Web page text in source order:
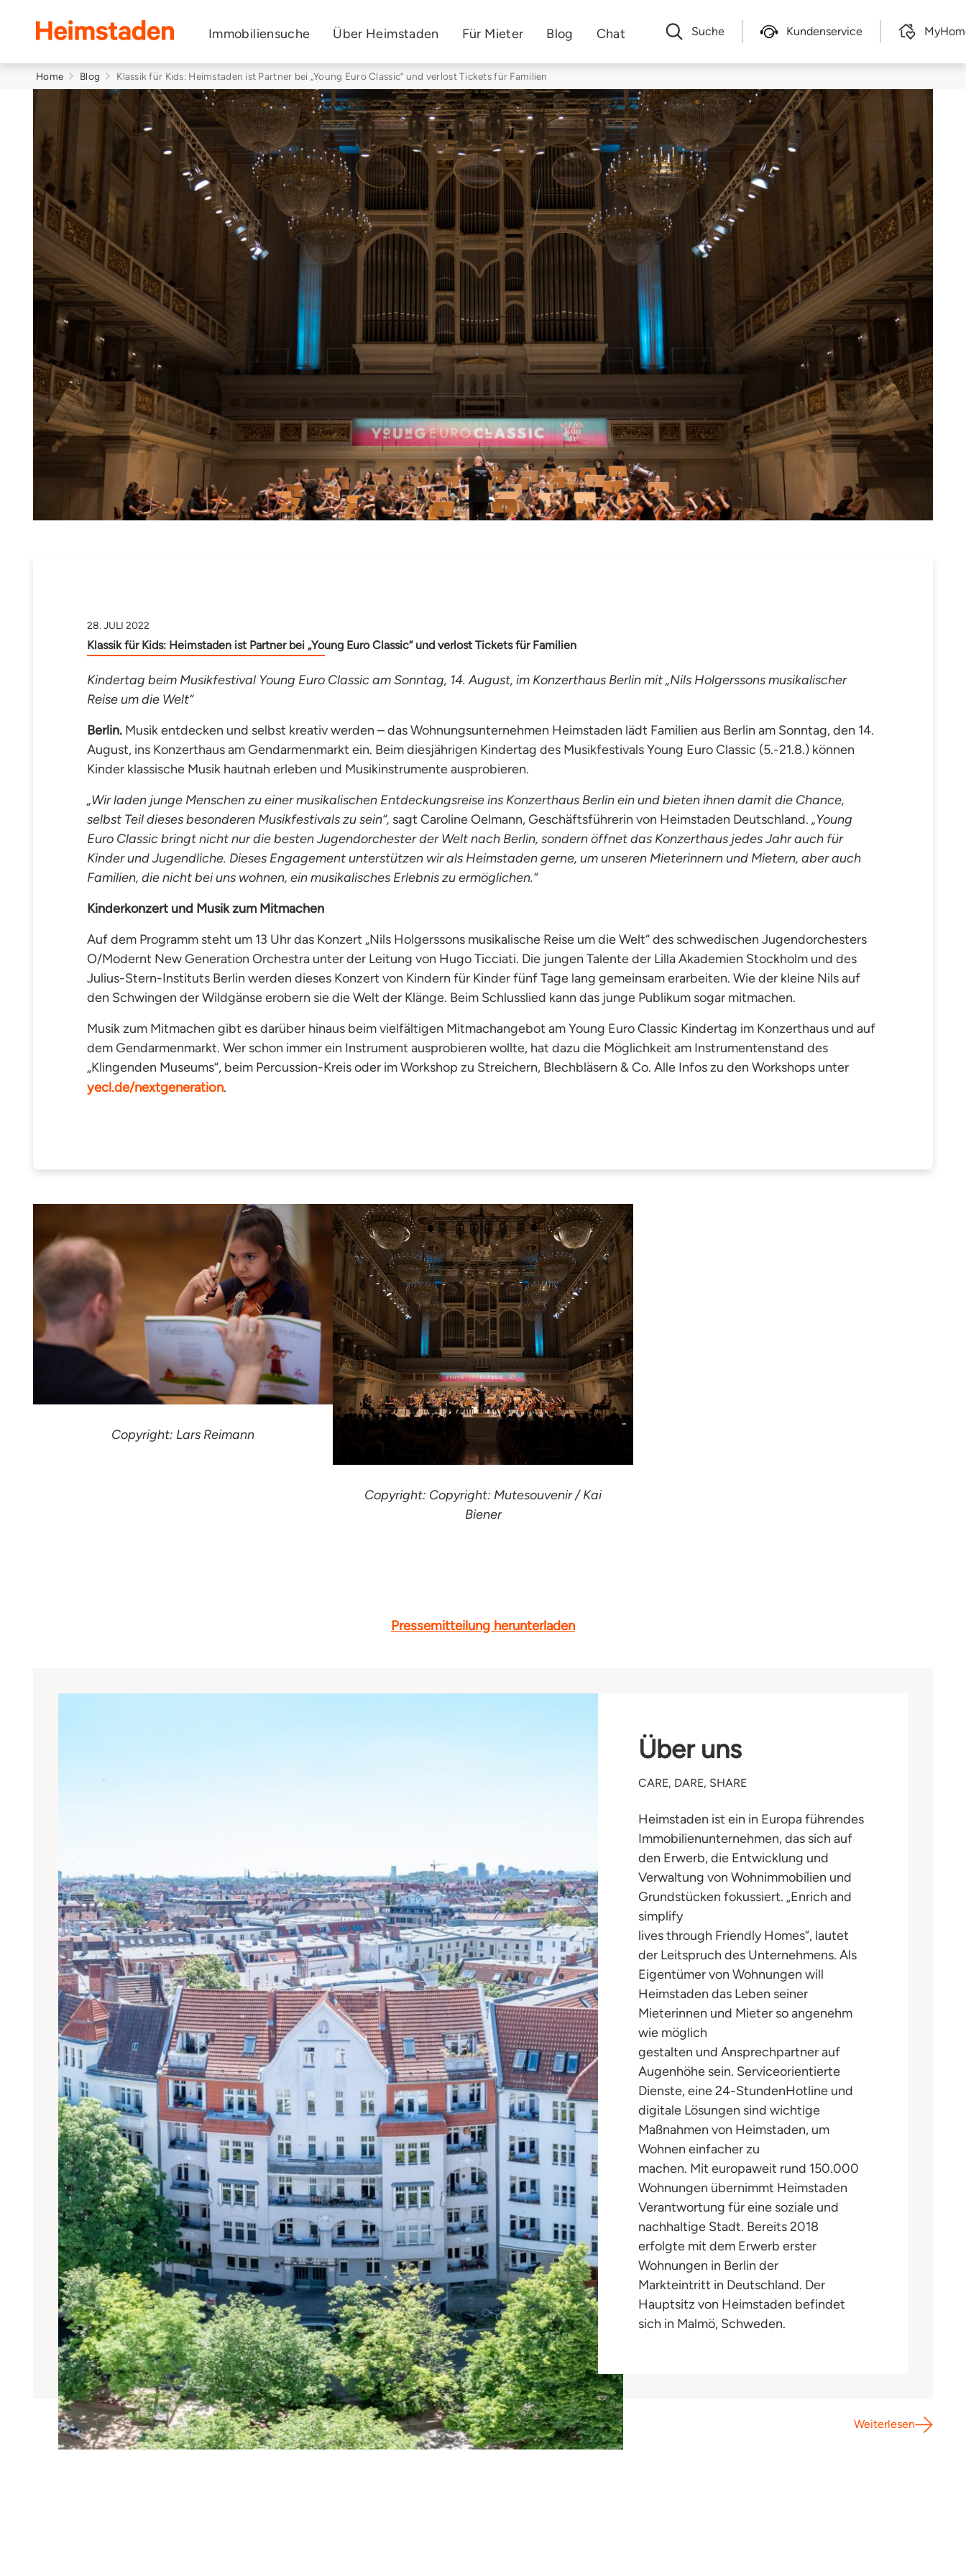
HeimstadenImmobiliensuche Über Heimstaden Für Mieter Blog Chat Suche Kundenservice
Home Blog Klassik für Kids: Heimstaden ist Partner bei „Young Euro Classic“ und verlost Tickets für Familien
28. JULI 2022
Klassik für Kids: Heimstaden ist Partner bei „Young Euro Classic“ und verlost Tickets für Familien
Kindertag beim Musikfestival Young Euro Classic am Sonntag, 14. August, im Konzerthaus Berlin mit „Nils Holgerssons musikalischer
Reise um die Welt“
Berlin.Musik entdecken und selbst kreativ werden – das Wohnungsunternehmen Heimstaden lädt Familien aus Berlin am Sonntag, den 14.
August, ins Konzerthaus am Gendarmenmarkt ein. Beim diesjährigen Kindertag des Musikfestivals Young Euro Classic (5.-21.8.) können
Kinder klassische Musik hautnah erleben und Musikinstrumente ausprobieren.
„Wir laden junge Menschen zu einer musikalischen Entdeckungsreise ins Konzerthaus Berlin ein und bieten ihnen damit die Chance,
selbst Teil dieses besonderen Musikfestivals zu sein“, sagt Caroline Oelmann, Geschäftsführerin von Heimstaden Deutschland. „Young
Euro Classic bringt nicht nur die besten Jugendorchester der Welt nach Berlin, sondern öffnet das Konzerthaus jedes Jahr auch für
Kinder und Jugendliche. Dieses Engagement unterstützen wir als Heimstaden gerne, um unseren Mieterinnern und Mietern, aber auch
Familien, die nicht bei uns wohnen, ein musikalisches Erlebnis zu ermöglichen.“
Kinderkonzert und Musik zum Mitmachen
Auf dem Programm steht um 13 Uhr das Konzert „Nils Holgerssons musikalische Reise um die Welt“ des schwedischen Jugendorchesters
O/Modernt New Generation Orchestra unter der Leitung von Hugo Ticciati. Die jungen Talente der Lilla Akademien Stockholm und des
Julius-Stern-Instituts Berlin werden dieses Konzert von Kindern für Kinder fünf Tage lang gemeinsam erarbeiten. Wie der kleine Nils auf
den Schwingen der Wildgänse erobern sie die Welt der Klänge. Beim Schlusslied kann das junge Publikum sogar mitmachen.
Musik zum Mitmachen gibt es darüber hinaus beim vielfältigen Mitmachangebot am Young Euro Classic Kindertag im Konzerthaus und auf
dem Gendarmenmarkt. Wer schon immer ein Instrument ausprobieren wollte, hat dazu die Möglichkeit am Instrumentenstand des
„Klingenden Museums“, beim Percussion-Kreis oder im Workshop zu Streichern, Blechbläsern & Co. Alle Infos zu den Workshops unter
yecl.de/nextgeneration.
Copyright: Lars Reimann
Copyright: Copyright: Mutesouvenir / Kai
Biener
Pressemitteilung herunterladen
Über uns
CARE, DARE, SHARE
Heimstaden ist ein in Europa führendes
Immobilienunternehmen, das sich auf
den Erwerb, die Entwicklung und
Verwaltung von Wohnimmobilien und
Grundstücken fokussiert. „Enrich and
simplify
lives through Friendly Homes”, lautet
der Leitspruch des Unternehmens. Als
Eigentümer von Wohnungen will
Heimstaden das Leben seiner
Mieterinnen und Mieter so angenehm
wie möglich
gestalten und Ansprechpartner auf
Augenhöhe sein. Serviceorientierte
Dienste, eine 24-StundenHotline und
digitale Lösungen sind wichtige
Maßnahmen von Heimstaden, um
Wohnen einfacher zu
machen. Mit europaweit rund 150.000
Wohnungen übernimmt Heimstaden
Verantwortung für eine soziale und
nachhaltige Stadt. Bereits 2018
erfolgte mit dem Erwerb erster
Wohnungen in Berlin der
Markteintritt in Deutschland. Der
Hauptsitz von Heimstaden befindet
sich in Malmö, Schweden.
Weiterlesen